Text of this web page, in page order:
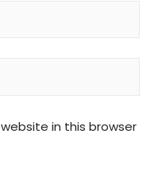
in this browser